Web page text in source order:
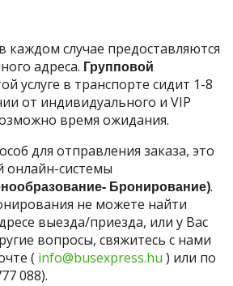
каждом случае предоставляются
адреса. Групповой
услуге в транспорте сидит 1-8
от индивидуального и VIP
время ожидания.
для отправления заказа, это
онлайн-системы
Бронирование).
не можете найти
выезда/приезда, или у Вас
вопросы, свяжитесь с нами
( info@busexpress.hu ) или по
088).